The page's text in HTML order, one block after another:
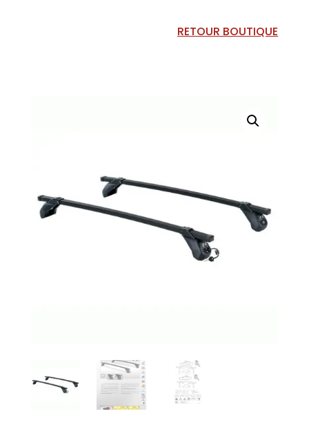
RETOUR BOUTIQUE